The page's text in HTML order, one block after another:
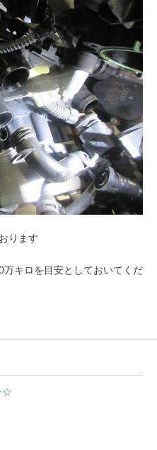
ります
キロを目安としておいてくだ